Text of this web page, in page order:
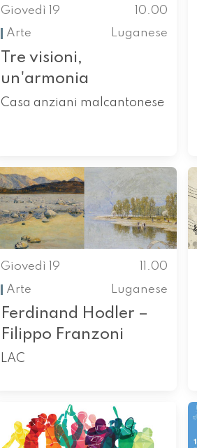
Giovedì 19
10.00
Arte
Luganese
Tre visioni,
un'armonia
Casa anziani malcantonese
Giovedì 19
11.00
Arte
Luganese
Ferdinand Hodler –
Filippo Franzoni
LAC